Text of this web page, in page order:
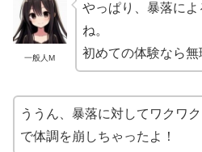
一般人M
やっぱり、暴落に
ね。
初めての体験なら無
ううん、暴落に対してワクワ
で体調を崩しちゃったよ！